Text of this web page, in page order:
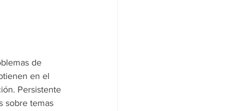
de
en el
Persistente
sobre temas